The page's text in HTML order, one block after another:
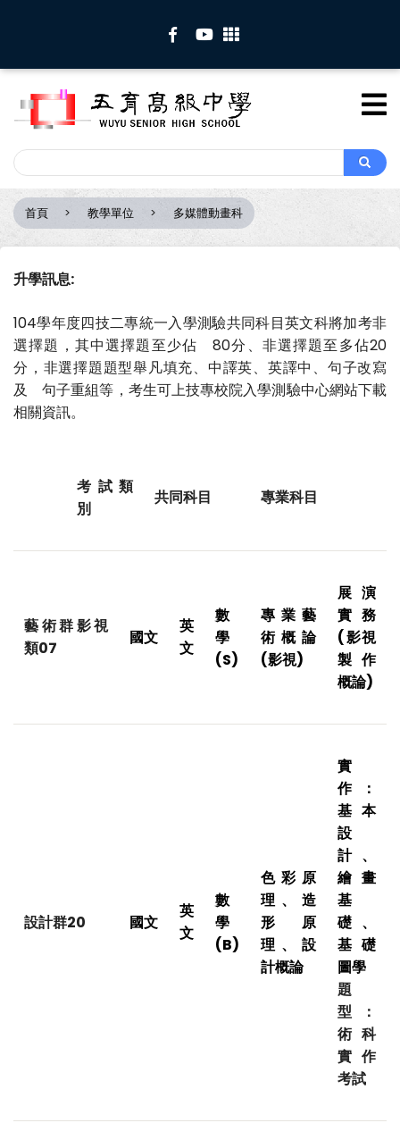
內
Search
Search
導
航
結
首頁 教學單位 多媒體動畫科
升學訊息:
104學年度四技二專統一入學測驗共同科目英文科將加考非
選擇題，其中選擇題至少佔 80分、非選擇題至多佔20
分，非選擇題題型舉凡填充、中譯英、英譯中、句子改寫
及 句子重組等，考生可上技專校院入學測驗中心網站下載
相關資訊。
考試類
別
共同科目 專業科目
藝術群影視
類07
國文
英
文
數
學
(S)
專業藝
術概論
(影視)
展演
實務
(影視
製作
概論)
設計群20 國文
英
文
數
學
(B)
色彩原
理、造
形原
理、設
計概論
實
作：
基本
設
計、
繪畫
基
礎、
基礎
圖學
題
型：
術科
實作
考試